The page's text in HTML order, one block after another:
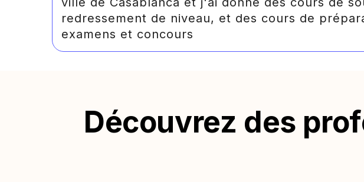
redressement de niveau, et des cours de
examens et concours
Découvrez des